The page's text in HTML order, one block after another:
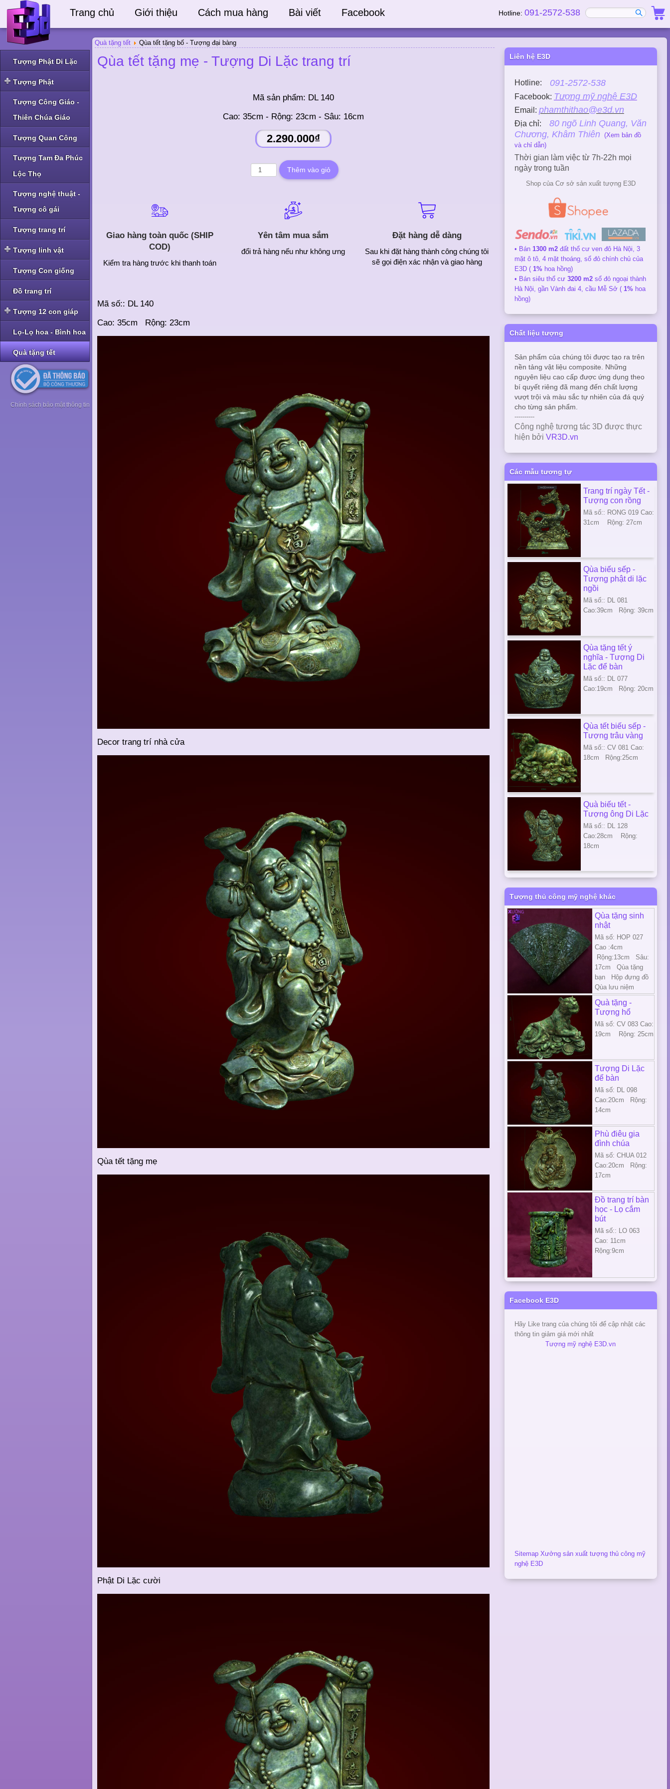
Trang chủ Giới thiệu Cách mua hàng Bài viết Facebook Hotline: 091-2572-538
Quà tặng tết Qùa tết tặng bố - Tượng đại bàng
Qùa tết tặng mẹ - Tượng Di Lặc trang trí
Mã sản phẩm: DL 140
Cao: 35cm - Rộng: 23cm - Sâu: 16cm
2.290.000₫
Giao hàng toàn quốc (SHIP
COD)
Kiểm tra hàng trước khi thanh toán
Yên tâm mua sắm
đổi trả hàng nếu như không ưng
Đặt hàng dễ dàng
Sau khi đặt hàng thành công chúng tôi
sẽ gọi điện xác nhận và giao hàng
Mã số:: DL 140
Cao: 35cm Rộng: 23cm
Decor trang trí nhà cửa
Qùa tết tặng mẹ
Phật Di Lặc cười
Liên hệ E3D
Hotline: 091-2572-538
Facebook: Tượng mỹ nghệ E3D
Email: phamthithao@e3d.vn
Địa chỉ: 80 ngõ Linh Quang, Văn
Chương, Khâm Thiên (Xem bản đồ
và chỉ dẫn)
Thời gian làm việc từ 7h-22h mọi
ngày trong tuần
Shop của Cơ sở sản xuất tượng E3D
• Bán 1300 m2đất thổ cư ven đô Hà Nội, 3
mặt ô tô, 4 mặt thoáng, sổ đỏ chính chủ của
E3D ( 1%hoa hồng)
• Bán siêu thổ cư 3200 m2sổ đỏ ngoại thành
Hà Nội, gần Vành đai 4, cầu Mễ Sở ( 1%hoa
hồng)
Chất liệu tượng
Sản phẩm của chúng tôi được tạo ra trên
nền tảng vật liệu composite. Những
nguyên liệu cao cấp được ứng dụng theo
bí quyết riêng đã mang đến chất lượng
vượt trội và màu sắc tự nhiên của đá quý
cho từng sản phẩm.
----------
Công nghệ tương tác 3D được thực
hiện bởi VR3D.vn
Các mẫu tương tự
Trang trí ngày Tết -
Tượng con rồng
Mã số:: RONG 019 Cao:
31cm Rộng: 27cm
Qùa biếu sếp -
Tượng phật di lặc
ngồi
Mã số:: DL 081
Cao:39cm Rộng: 39cm
Qùa tặng tết ý
nghĩa - Tượng Di
Lặc để bàn
Mã số:: DL 077
Cao:19cm Rộng: 20cm
Qùa tết biếu sếp -
Tượng trâu vàng
Mã số:: CV 081 Cao:
18cm Rộng:25cm
Quà biếu tết -
Tượng ông Di Lặc
Mã số:: DL 128
Cao:28cm Rộng:
18cm
Tượng thủ công mỹ nghệ khác
Qùa tặng sinh
nhật
Mã số: HOP 027
Cao :4cm
Rộng:13cm Sâu:
17cm Qùa tặng
bạn Hộp đựng đồ
Qùa lưu niệm
Quà tặng -
Tượng hổ
Mã số: CV 083 Cao:
19cm Rộng: 25cm
Tượng Di Lặc
để bàn
Mã số: DL 098
Cao:20cm Rộng:
14cm
Phù điêu gia
đình chúa
Mã số: CHUA 012
Cao:20cm Rộng:
17cm
Đồ trang trí bàn
học - Lọ cắm
bút
Mã số:: LO 063
Cao: 11cm
Rộng:9cm
Facebook E3D
Hãy Like trang của chúng tôi để cập nhật các
thông tin giảm giá mới nhất
Tượng mỹ nghệ E3D.vn
Sitemap Xưởng sản xuất tượng thủ công mỹ
nghệ E3D
Tượng Phật Di Lặc
Tượng Phật
Tượng Phật Thích Ca
và Phật A Di Đà
Tượng Phật Bà Quan
Tượng Công Giáo -
Thiên Chúa Giáo
Tượng Quan Công
Tượng Tam Đa Phúc
Lộc Thọ
Tượng nghệ thuật -
Tượng cô gái
Tượng trang trí
Tượng linh vật
Tượng linh vật Nghê -
Tỳ Hưu
Tượng linh vật Rồng
Thiềm Thừ
Tượng Con giống
Đồ trang trí
Tượng 12 con giáp
Tượng bộ Giáp bé
Tượng bộ Giáp nhỡ
Tượng bộ Giáp to
Tượng bộ Giáp hoa
Lọ-Lọ hoa - Bình hoa
Quà tặng tết
Chính sách bảo mật thông tin